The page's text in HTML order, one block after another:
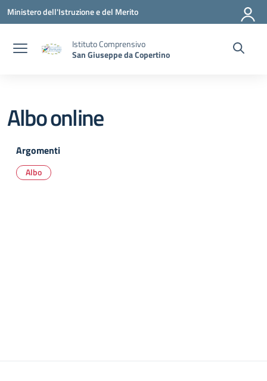
Vai ai contenuti
Vai al menu di navigazione
Vai al footer
Ministero dell'Istruzione e del Merito
Istituto Comprensivo
San Giuseppe da Copertino
Albo online
Argomenti
Albo